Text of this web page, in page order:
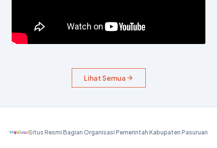
Lihat Semua
Situs Resmi Bagian Organisasi Pemerintah Kabupaten Pasuruan